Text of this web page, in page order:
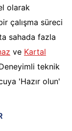
olarak
çalışma süreci
sahada fazla
ve Kartal
teknik
'Hazır olun'